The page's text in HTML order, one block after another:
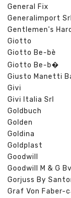
General Fix
Generalimport Srl
Gentlemen's
Giotto
Giotto Be-bè
Giotto Be-b�
Giusto Manetti
Givi
Givi Italia Srl
Goldbuch
Golden
Goldina
Goldplast
Goodwill
Goodwill M & G
Gorjuss By
Graf Von Faber-